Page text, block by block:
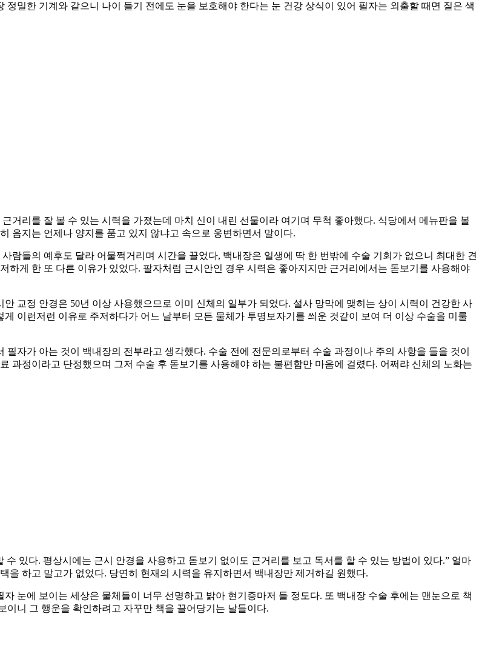
밀한 기계와 같으니 나이 들기 전에도 눈을 보호해야 한다는 눈 건강 상식이 있어 필자는 외출할 때면 짙은 색
거리를 잘 볼 수 있는 시력을 가졌는데 마치 신이 내린 선물이라 여기며 무척 좋아했다. 식당에서 메뉴판을 볼
음지는 언제나 양지를 품고 있지 않냐고 속으로 웅변하면서 말이다.
람들의 예후도 달라 어물쩍거리며 시간을 끌었다, 백내장은 일생에 딱 한 번밖에 수술 기회가 없으니 최대한 견
하게 한 또 다른 이유가 있었다. 팔자처럼 근시안인 경우 시력은 좋아지지만 근거리에서는 돋보기를 사용해야
교정 안경은 50년 이상 사용했으므로 이미 신체의 일부가 되었다. 설사 망막에 맺히는 상이 시력이 건강한 사
이런저런 이유로 주저하다가 어느 날부터 모든 물체가 투명보자기를 씌운 것같이 보여 더 이상 수술을 미룰
자가 아는 것이 백내장의 전부라고 생각했다. 수술 전에 전문의로부터 수술 과정이나 주의 사항을 들을 것이
과정이라고 단정했으며 그저 수술 후 돋보기를 사용해야 하는 불편함만 마음에 걸렸다. 어쩌랴 신체의 노화는
있다. 평상시에는 근시 안경을 사용하고 돋보기 없이도 근거리를 보고 독서를 할 수 있는 방법이 있다.” 얼마
하고 말고가 없었다. 당연히 현재의 시력을 유지하면서 백내장만 제거하길 원했다.
눈에 보이는 세상은 물체들이 너무 선명하고 밝아 현기증마저 들 정도다. 또 백내장 수술 후에는 맨눈으로 책
니 그 행운을 확인하려고 자꾸만 책을 끌어당기는 날들이다.